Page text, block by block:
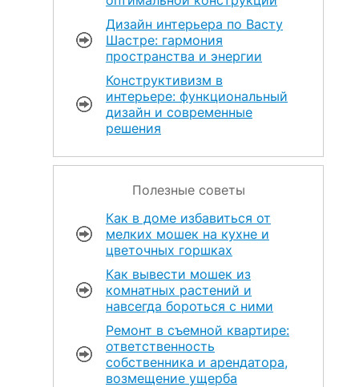
Дизайн интерьера по Васту
Шастре: гармония
пространства и энергии
Конструктивизм в
интерьере: функциональный
дизайн и современные
решения
Полезные советы
Как в доме избавиться от
мелких мошек на кухне и
цветочных горшках
Как вывести мошек из
комнатных растений и
навсегда бороться с ними
Ремонт в съемной квартире:
ответственность
собственника и арендатора,
возмещение ущерба